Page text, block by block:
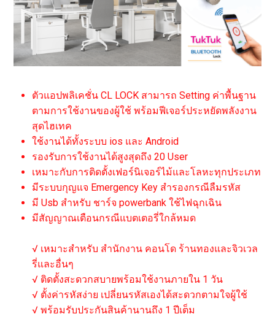
ตัวแอปพลิเคชั่น CL LOCK สามารถ Setting ค่าพื้นฐาน
ตามการใช้งานของผู้ใช้ พร้อมฟีเจอร์ประหยัดพลังงาน
สุดไฮเทค
ใช้งานได้ทั้งระบบ ios และ Android
รองรับการใช้งานได้สูงสุดถึง 20 User
เหมาะกับการติดตั้งเฟอร์นิเจอร์ไม้และโลหะทุกประเภท
มีระบบกุญแจ Emergency Key สำรองกรณีลืมรหัส
มี Usb สำหรับ ชาร์จ powerbank ใช้ไฟฉุกเฉิน
มีสัญญาณเตือนกรณีแบตเตอรี่ใกล้หมด
√ เหมาะสำหรับ สำนักงาน คอนโด ร้านทองและจิวเวล
รี่และอื่นๆ
√ ติดตั้งสะดวกสบายพร้อมใช้งานภายใน 1 วัน
√ ตั้งค่ารหัสง่าย เปลี่ยนรหัสเองได้สะดวกตามใจผู้ใช้
√ พร้อมรับประกันสินค้านานถึง 1 ปีเต็ม